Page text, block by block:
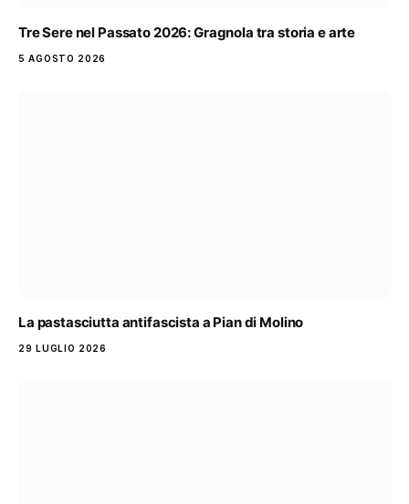
Tre Sere nel Passato 2026: Gragnola tra storia e arte
5 AGOSTO 2026
La pastasciutta antifascista a Pian di Molino
29 LUGLIO 2026